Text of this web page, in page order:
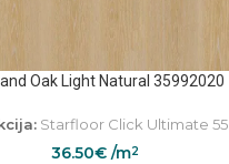
Oak Light Natural 35992020
Starfloor Click Ultimate 55
36.50€ /m2